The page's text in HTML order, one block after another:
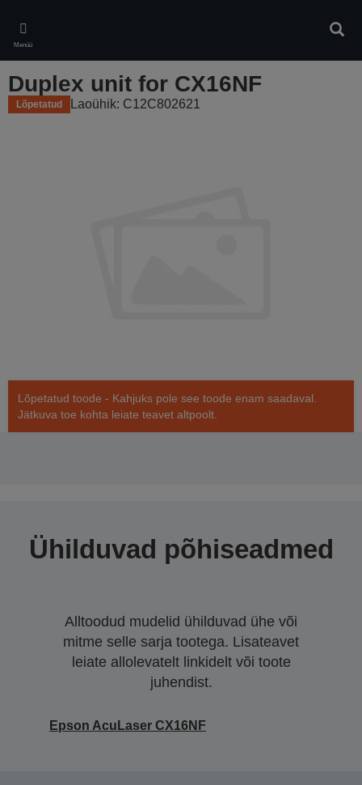
main
content
Menüü
Duplex unit for CX16NF
Lõpetatud Laoühik: C12C802621
Lõpetatud toode - Kahjuks pole see toode enam saadaval.
Jätkuva toe kohta leiate teavet altpoolt.
Ühilduvad põhiseadmed
Alltoodud mudelid ühilduvad ühe või
mitme selle sarja tootega. Lisateavet
leiate allolevatelt linkidelt või toote
juhendist.
Epson AcuLaser CX16NF